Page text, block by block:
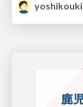
yoshikouki